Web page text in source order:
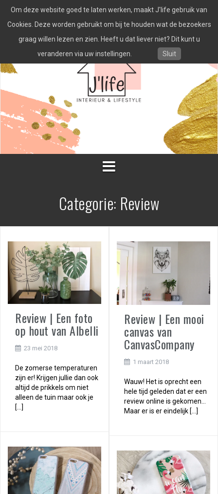
naar
inhoud
Categorie: Review
Review | Een foto
op hout van Albelli
23 mei 2018
De zomerse temperaturen
zijn er! Krijgen jullie dan ook
altijd de prikkels om niet
alleen de tuin maar ook je
[…]
Review | Een mooi
canvas van
CanvasCompany
1 maart 2018
Wauw! Het is oprecht een
hele tijd geleden dat er een
review online is gekomen…
Maar er is er eindelijk […]
Om deze website goed te laten werken, maakt J'life gebruik van
Cookies. Deze worden gebruikt om bij te houden wat de bezoekers
graag willen lezen en zien. Heeft u dat liever niet? Dit kunt u
veranderen via uw instellingen.
Sluit